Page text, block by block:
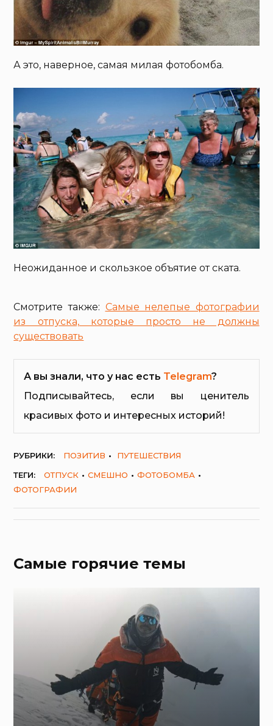
А это, наверное, самая милая фотобомба.
Неожиданное и скользкое объятие от ската.
Смотрите также: Самые нелепые фотографии
из отпуска, которые просто не должны
существовать
А вы знали, что у нас есть Telegram?
Подписывайтесь, если вы ценитель
красивых фото и интересных историй!
РУБРИКИ: ПОЗИТИВ
ПУТЕШЕСТВИЯ
ТЕГИ:
ОТПУСК СМЕШНО
ФОТОБОМБА
ФОТОГРАФИИ
Самые горячие темы